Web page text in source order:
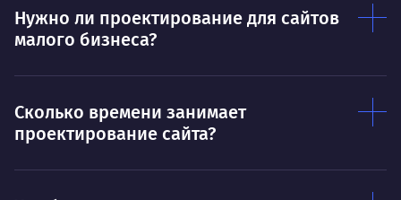
Договариваться.
Ты — это то, что ты делаешь. Этим всё
сказано.
О
Нужно ли проектирование для сайтов
малого бизнеса?
Сколько времени занимает
проектирование сайта?